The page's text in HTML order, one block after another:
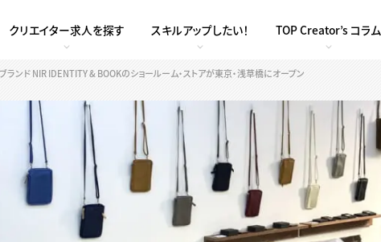
クリエイター求人を探す スキルアップしたい！ TOP Creator’s コラム
ンド NIR IDENTITY & BOOKのショールーム・ストアが東京・浅草橋にオープン